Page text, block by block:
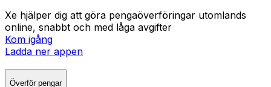
Xe hjälper dig att göra pengaöverföringar utomlands
online, snabbt och med låga avgifter
Kom igång
Ladda ner appen
Överför pengar